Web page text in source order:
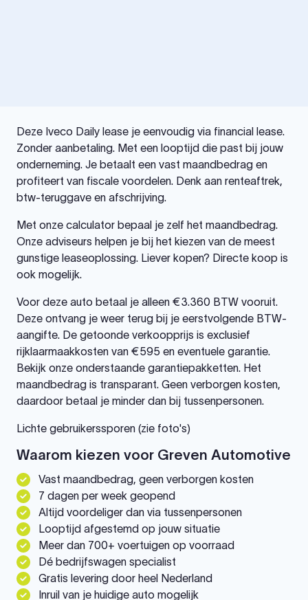
Deze Iveco Daily lease je eenvoudig via financial lease.
Zonder aanbetaling. Met een looptijd die past bij jouw
onderneming. Je betaalt een vast maandbedrag en
profiteert van fiscale voordelen. Denk aan renteaftrek,
btw-teruggave en afschrijving.
Met onze calculator bepaal je zelf het maandbedrag.
Onze adviseurs helpen je bij het kiezen van de meest
gunstige leaseoplossing. Liever kopen? Directe koop is
ook mogelijk.
Voor deze auto betaal je alleen €3.360 BTW vooruit.
Deze ontvang je weer terug bij je eerstvolgende BTW-
aangifte. De getoonde verkoopprijs is exclusief
rijklaarmaakkosten van €595 en eventuele garantie.
Bekijk onze onderstaande garantiepakketten. Het
maandbedrag is transparant. Geen verborgen kosten,
daardoor betaal je minder dan bij tussenpersonen.
Lichte gebruikerssporen (zie foto's)
Waarom kiezen voor Greven Automotive
Vast maandbedrag, geen verborgen kosten
7 dagen per week geopend
Altijd voordeliger dan via tussenpersonen
Looptijd afgestemd op jouw situatie
Meer dan 700+ voertuigen op voorraad
Dé bedrijfswagen specialist
Gratis levering door heel Nederland
Inruil van je huidige auto mogelijk